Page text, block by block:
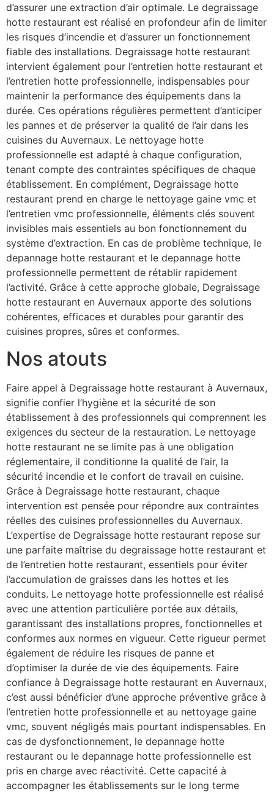
d’assurer une extraction d’air optimale. Le degraissage
hotte restaurant est réalisé en profondeur afin de limiter
les risques d’incendie et d’assurer un fonctionnement
fiable des installations. Degraissage hotte restaurant
intervient également pour l’entretien hotte restaurant et
l’entretien hotte professionnelle, indispensables pour
maintenir la performance des équipements dans la
durée. Ces opérations régulières permettent d’anticiper
les pannes et de préserver la qualité de l’air dans les
cuisines du Auvernaux. Le nettoyage hotte
professionnelle est adapté à chaque configuration,
tenant compte des contraintes spécifiques de chaque
établissement. En complément, Degraissage hotte
restaurant prend en charge le nettoyage gaine vmc et
l’entretien vmc professionnelle, éléments clés souvent
invisibles mais essentiels au bon fonctionnement du
système d’extraction. En cas de problème technique, le
depannage hotte restaurant et le depannage hotte
professionnelle permettent de rétablir rapidement
l’activité. Grâce à cette approche globale, Degraissage
hotte restaurant en Auvernaux apporte des solutions
cohérentes, efficaces et durables pour garantir des
cuisines propres, sûres et conformes.
Nos atouts
Faire appel à Degraissage hotte restaurant à Auvernaux,
signifie confier l’hygiène et la sécurité de son
établissement à des professionnels qui comprennent les
exigences du secteur de la restauration. Le nettoyage
hotte restaurant ne se limite pas à une obligation
réglementaire, il conditionne la qualité de l’air, la
sécurité incendie et le confort de travail en cuisine.
Grâce à Degraissage hotte restaurant, chaque
intervention est pensée pour répondre aux contraintes
réelles des cuisines professionnelles du Auvernaux.
L’expertise de Degraissage hotte restaurant repose sur
une parfaite maîtrise du degraissage hotte restaurant et
de l’entretien hotte restaurant, essentiels pour éviter
l’accumulation de graisses dans les hottes et les
conduits. Le nettoyage hotte professionnelle est réalisé
avec une attention particulière portée aux détails,
garantissant des installations propres, fonctionnelles et
conformes aux normes en vigueur. Cette rigueur permet
également de réduire les risques de panne et
d’optimiser la durée de vie des équipements. Faire
confiance à Degraissage hotte restaurant en Auvernaux,
c’est aussi bénéficier d’une approche préventive grâce à
l’entretien hotte professionnelle et au nettoyage gaine
vmc, souvent négligés mais pourtant indispensables. En
cas de dysfonctionnement, le depannage hotte
restaurant ou le depannage hotte professionnelle est
pris en charge avec réactivité. Cette capacité à
accompagner les établissements sur le long terme